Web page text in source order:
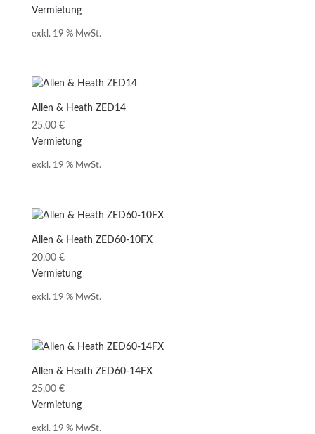
Vermietung
exkl. 19 % MwSt.
Allen & Heath ZED14
25,00 €
Vermietung
exkl. 19 % MwSt.
Allen & Heath ZED60-10FX
20,00 €
Vermietung
exkl. 19 % MwSt.
Allen & Heath ZED60-14FX
25,00 €
Vermietung
exkl. 19 % MwSt.